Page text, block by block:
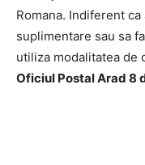
Romana. Indiferent
suplimentare sau sa
utiliza modalitatea de
Oficiul Postal Arad 8